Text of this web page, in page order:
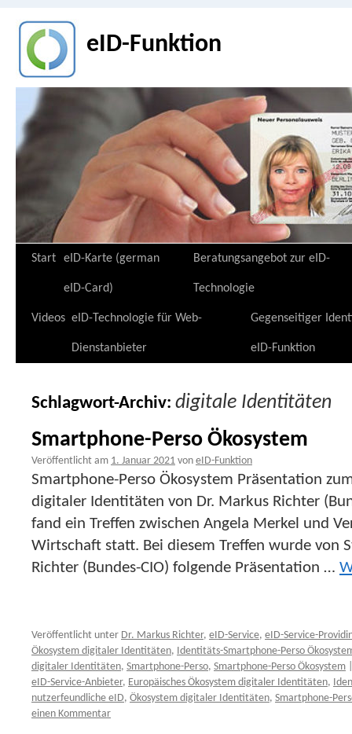
eID-Funktion
Zum
springen
Start eID-Karte (german
eID-Card)
Beratungsangebot zur eID-
Technologie
Videos eID-Technologie für Web-
Dienstanbieter
Gegenseitiger
eID-Funktion
Schlagwort-Archiv: digitale Identitäten
Smartphone-Perso Ökosystem
Veröffentlicht am 1. Januar 2021 von eID-Funktion
Smartphone-Perso Ökosystem Präsentation
digitaler Identitäten von Dr. Markus Richter
fand ein Treffen zwischen Angela Merkel und
Wirtschaft statt. Bei diesem Treffen wurde von
Richter (Bundes-CIO) folgende Präsentation …
Veröffentlicht unter Dr. Markus Richter, eID-Service, eID-Service-
Ökosystem digitaler Identitäten, Identitäts-Smartphone-Perso
digitaler Identitäten, Smartphone-Perso, Smartphone-Perso Ökosystem
eID-Service-Anbieter, Europäisches Ökosystem digitaler Identitäten,
nutzerfeundliche eID, Ökosystem digitaler Identitäten, Smartphone-
einen Kommentar